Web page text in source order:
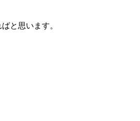
と思います。